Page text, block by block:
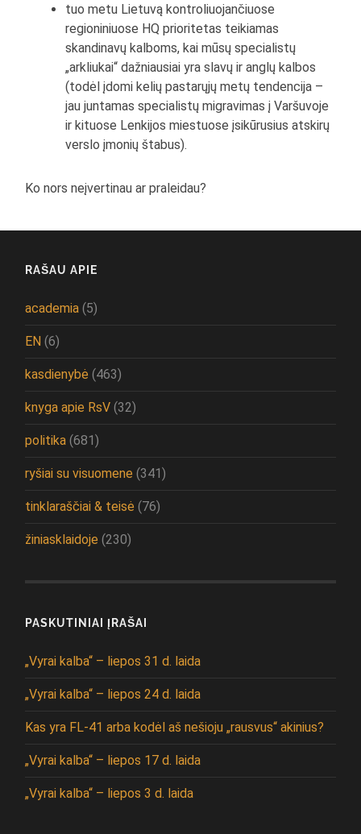
tuo metu Lietuvą kontroliuojančiuose
regioniniuose HQ prioritetas teikiamas
skandinavų kalboms, kai mūsų specialistų
„arkliukai“ dažniausiai yra slavų ir anglų kalbos
(todėl įdomi kelių pastarųjų metų tendencija –
jau juntamas specialistų migravimas į Varšuvoje
ir kituose Lenkijos miestuose įsikūrusius atskirų
verslo įmonių štabus).
Ko nors neįvertinau ar praleidau?
RAŠAU APIE
academia (5)
EN (6)
kasdienybė (463)
knyga apie RsV (32)
politika (681)
ryšiai su visuomene (341)
tinklaraščiai & teisė (76)
žiniasklaidoje (230)
PASKUTINIAI ĮRAŠAI
„Vyrai kalba“ – liepos 31 d. laida
„Vyrai kalba“ – liepos 24 d. laida
Kas yra FL-41 arba kodėl aš nešioju „rausvus“ akinius?
„Vyrai kalba“ – liepos 17 d. laida
„Vyrai kalba“ – liepos 3 d. laida